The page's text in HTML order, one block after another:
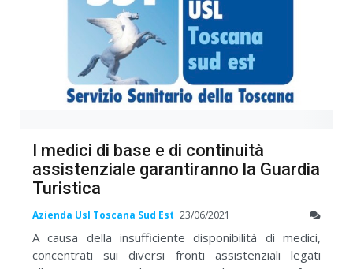
I medici di base e di continuità
assistenziale garantiranno la Guardia
Turistica
Azienda Usl Toscana Sud Est 23/06/2021
A causa della insufficiente disponibilità di medici,
concentrati sui diversi fronti assistenziali legati